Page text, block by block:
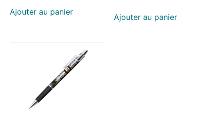
Ajouter au panier
Ajouter au panier